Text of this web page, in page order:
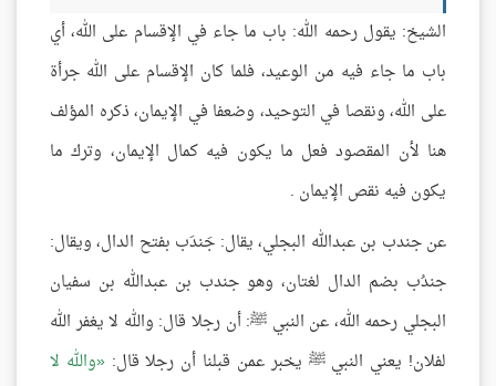
الشيخ: يقول رحمه الله: باب ما جاء في الإقسام على الله، أي
باب ما جاء فيه من الوعيد، فلما كان الإقسام على الله جرأة
على الله، ونقصا في التوحيد، وضعفا في الإيمان، ذكره المؤلف
هنا لأن المقصود فعل ما يكون فيه كمال الإيمان، وترك ما
يكون فيه نقص الإيمان .
عن جندب بن عبدالله البجلي، يقال: جَندَب بفتح الدال، ويقال:
جندُب بضم الدال لغتان، وهو جندب بن عبدالله بن سفيان
البجلي رحمه الله، عن النبي ﷺ: أن رجلا قال: والله لا يغفر الله
لفلان! يعني النبي ﷺ يخبر عمن قبلنا أن رجلا قال: والله لا